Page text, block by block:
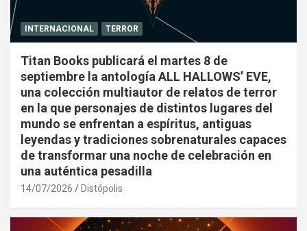
INTERNACIONAL TERROR
Titan Books publicará el martes 8 de
septiembre la antología ALL HALLOWS’ EVE,
una colección multiautor de relatos de terror
en la que personajes de distintos lugares del
mundo se enfrentan a espíritus, antiguas
leyendas y tradiciones sobrenaturales capaces
de transformar una noche de celebración en
una auténtica pesadilla
14/07/2026 Distópolis